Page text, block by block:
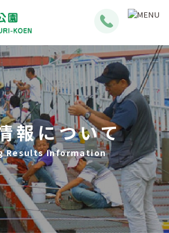
報について
Results Information